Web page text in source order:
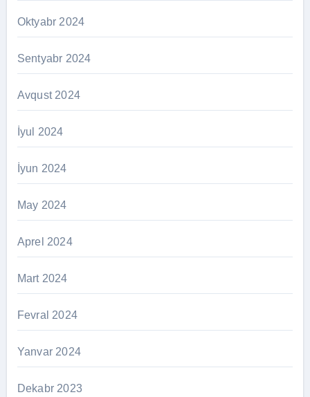
Oktyabr 2024
Sentyabr 2024
Avqust 2024
İyul 2024
İyun 2024
May 2024
Aprel 2024
Mart 2024
Fevral 2024
Yanvar 2024
Dekabr 2023